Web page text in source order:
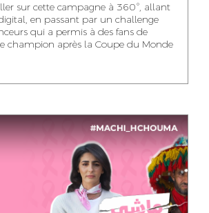
JABRI AHMED
GRAPHIC
DESIGNER
WISSAL KHALIFI
INFLUENCE
MANAGER
ILYASS EL ADANI
ART DIRECTOR
MAHA SAKOUT
HEAD OF SOCIAL &
CONTENT
sur cette campagne à 360°, allant
en passant par un challenge
qui a permis à des fans de
champion après la Coupe du Monde